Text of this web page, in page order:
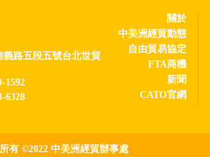
義路五段五號台北世貿
1592
6328
關於
中美洲經貿動態
自由貿易協定
FTA商機
新聞
CATO官網
有 ©2022 中美洲經貿辦事處